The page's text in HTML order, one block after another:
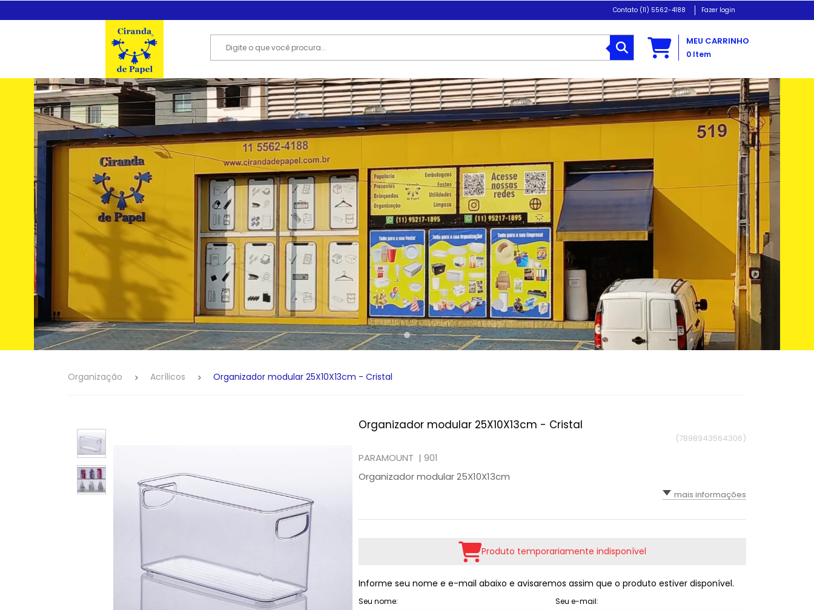
(11) 5562-4188 Fazer login
MEU CARRINHO
0 Item
Organização Acrílicos Organizador modular 25X10X13cm - Cristal
Organizador modular 25X10X13cm - Cristal
(7898943564306)
PARAMOUNT | 901
Organizador modular 25X10X13cm
mais informações
Produto temporariamente indisponível
Informe seu nome e e-mail abaixo e avisaremos assim que o produto estiver disponível.
Seu nome: Seu e-mail: